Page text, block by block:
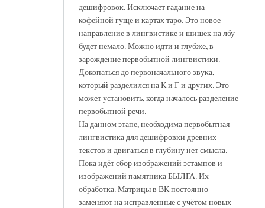
дешифровок. Исключает гадание на
кофейной гуще и картах таро. Это новое
направление в лингвистике и шишек на лбу
будет немало. Можно идти и глубже, в
зарождение первобытной лингвистики.
Докопаться до первоначального звука,
который разделился на К и Г и других. Это
может установить, когда началось разделение
первобытной речи.
На данном этапе, необходима первобытная
лингвистика для дешифровки древних
текстов и двигаться в глубину нет смысла.
Пока идёт сбор изображений эстампов и
изображений памятника БЫЛГА. Их
обработка. Матрицы в ВК постоянно
заменяют на исправленные с учётом новых